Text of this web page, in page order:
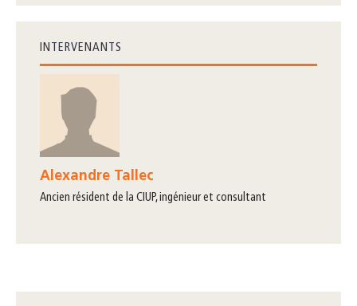
INTERVENANTS
Alexandre Tallec
ancien résident de la CIUP, ingénieur et consultant